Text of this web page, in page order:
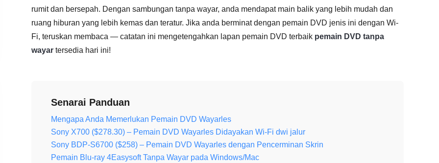
rumit dan bersepah. Dengan sambungan tanpa wayar, anda mendapat main balik yang lebih mudah dan
ruang hiburan yang lebih kemas dan teratur. Jika anda berminat dengan pemain DVD jenis ini dengan Wi-
Fi, teruskan membaca — catatan ini mengetengahkan lapan pemain DVD terbaik pemain DVD tanpa
wayar tersedia hari ini!
Senarai Panduan
Mengapa Anda Memerlukan Pemain DVD Wayarles
Sony X700 ($278.30) – Pemain DVD Wayarles Didayakan Wi-Fi dwi jalur
Sony BDP-S6700 ($258) – Pemain DVD Wayarles dengan Pencerminan Skrin
Pemain Blu-ray 4Easysoft Tanpa Wayar pada Windows/Mac